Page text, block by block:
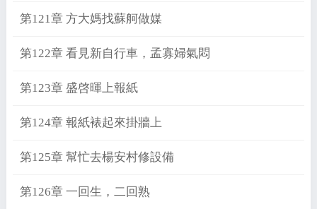
第121章 方大媽找蘇舸做媒
第122章 看見新自行車，孟寡婦氣悶
第123章 盛啓暉上報紙
第124章 報紙裱起來掛牆上
第125章 幫忙去楊安村修設備
第126章 一回生，二回熟